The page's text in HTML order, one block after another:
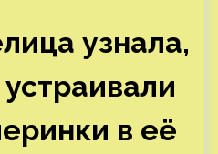
узнала,
в её